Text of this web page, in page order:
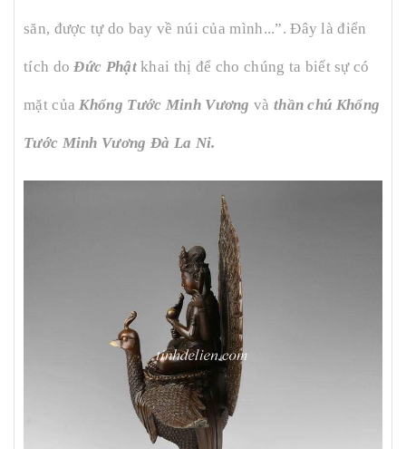
săn, được tự do bay về núi của mình...”. Đây là điển
tích do Đức Phậtkhai thị để cho chúng ta biết sự có
mặt của Khổng Tước Minh Vương và thần chú Khổng
Tước Minh Vương Đà La Ni.